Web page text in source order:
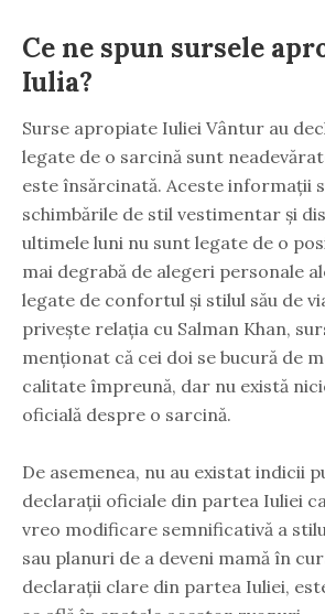
Ce ne spun sursele
Iulia?
Surse apropiate Iuliei Vântur au
legate de o sarcină sunt
este însărcinată. Aceste informații
schimbările de stil vestimentar și
ultimele luni nu sunt legate de o
mai degrabă de alegeri personale
legate de confortul și stilul său de
privește relația cu Salman Khan,
menționat că cei doi se bucură de
calitate împreună, dar nu există
oficială despre o sarcină.
De asemenea, nu au existat indicii
declarații oficiale din partea Iuliei
vreo modificare semnificativă a
sau planuri de a deveni mamă în
declarații clare din partea Iuliei,